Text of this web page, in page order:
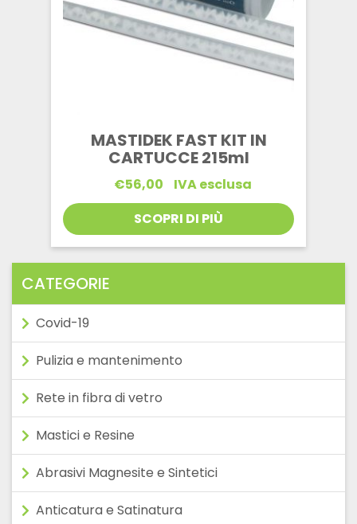
MASTIDEK FAST KIT IN
CARTUCCE 215ml
€56,00
IVA esclusa
SCOPRI DI PIÙ
CATEGORIE
Covid-19
Pulizia e mantenimento
Rete in fibra di vetro
Mastici e Resine
Abrasivi Magnesite e Sintetici
Anticatura e Satinatura